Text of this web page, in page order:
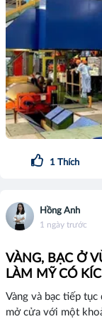
1 Thích
Hồng Anh
1 ngày trước
VÀNG, BẠC Ở
LÀM MỸ CÓ
Vàng và bạc tiếp
mở cửa với một